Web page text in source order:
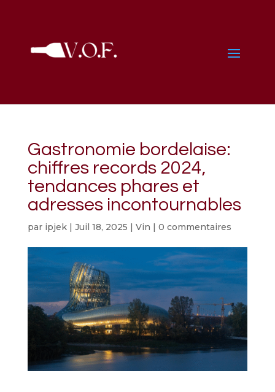
Gastronomie bordelaise:
chiffres records 2024,
tendances phares et
adresses incontournables
par ipjek| Juil 18, 2025 | Vin | 0 commentaires